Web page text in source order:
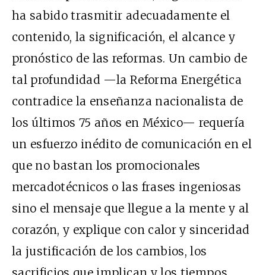
ha sabido trasmitir adecuadamente el
contenido, la significación, el alcance y
pronóstico de las reformas. Un cambio de
tal profundidad —la Reforma Energética
contradice la enseñanza nacionalista de
los últimos 75 años en México— requería
un esfuerzo inédito de comunicación en el
que no bastan los promocionales
mercadotécnicos o las frases ingeniosas
sino el mensaje que llegue a la mente y al
corazón, y explique con calor y sinceridad
la justificación de los cambios, los